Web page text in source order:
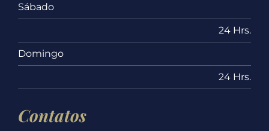
Sábado
24 Hrs.
Domingo
24 Hrs.
Contatos